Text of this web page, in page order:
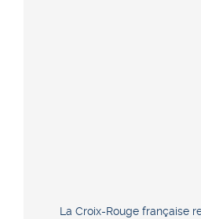
La Croix-Rouge française